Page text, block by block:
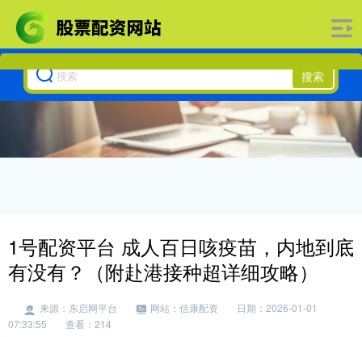
搜索
1号配资平台 成人百日咳疫苗，内地到底
有没有？（附赴港接种超详细攻略）
来源：东启网平台 网站：信康配资
日期：2026-01-01
07:33:55
查看：214